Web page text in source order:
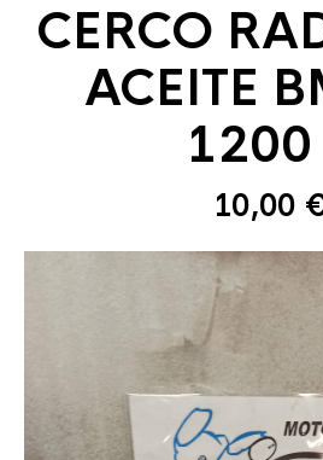
CERCO
ACEITE
1200
10,00